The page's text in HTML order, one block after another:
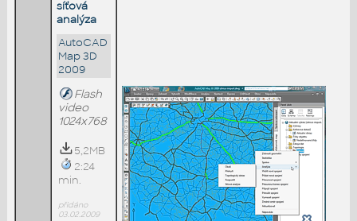
síťová
analýza
AutoCAD
Map 3D
2009
Flash
video
1024x768
5,2MB
2:24
min.
přidáno
03.02.2009